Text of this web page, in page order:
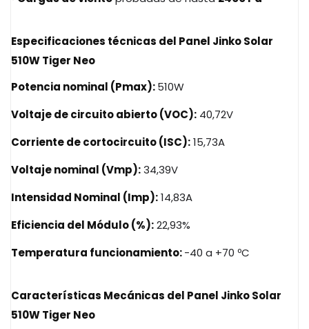
Especificaciones técnicas del Panel Jinko Solar
510W Tiger Neo
Potencia nominal (Pmax):510W
Voltaje de circuito abierto (VOC): 40,72V
Corriente de cortocircuito (ISC):15,73A
Voltaje nominal (Vmp):34,39V
Intensidad Nominal (Imp):14,83A
Eficiencia del Módulo (%):22,93%
Temperatura funcionamiento:-40 a +70 ºC
Características Mecánicas del Panel Jinko Solar
510W Tiger Neo